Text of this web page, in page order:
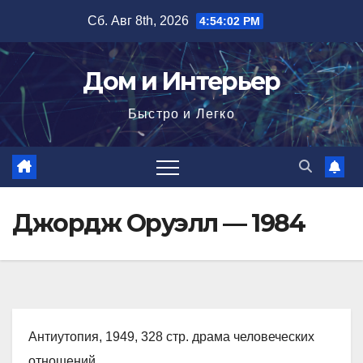
содержимому
Сб. Авг 8th, 2026 4:54:03 PM
Дом и Интерьер
Быстро и Легко
Джордж Оруэлл — 1984
Антиутопия, 1949, 328 стр. драма человеческих